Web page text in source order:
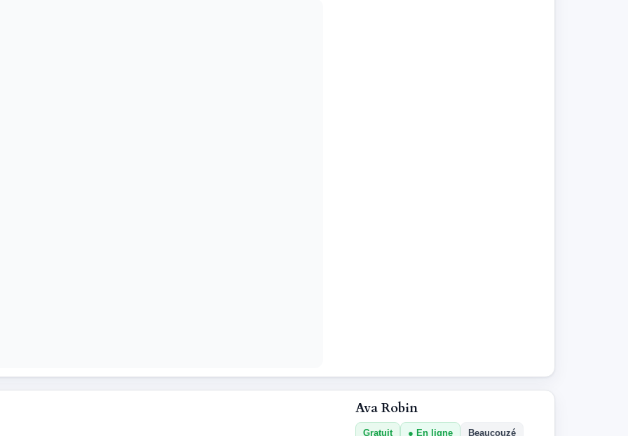
Ava Robin
Gratuit En ligne Beaucouzé